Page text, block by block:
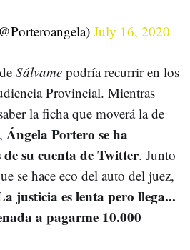
July 16, 2020
Sálvame podría recurrir en los
Provincial. Mientras
la ficha que moverá la de
Ángela Portero se ha
su cuenta de Twitter. Junto
se hace eco del auto del juez,
justicia es lenta pero llega...
a pagarme 10.000